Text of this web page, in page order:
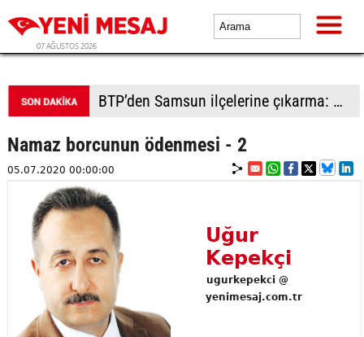
07 AĞUSTOS 2026
BTP’den Samsun ilçelerine çıkarma: Havza’da sel mağduru esnafa destek, Vezirköprü ve Bafra’da saha hamlesi
Namaz borcunun ödenmesi - 2
05.07.2020 00:00:00
Uğur
Kepekçi
ugurkepekci @
yenimesaj.com.tr